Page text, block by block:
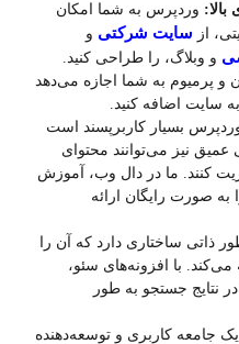
وردپرس به شما امکان
از سایت شرکتی و
و وبلاگ، را طراحی کنید.
و پرمیوم به شما اجازه می‌دهد
سایت اضافه کنید.
بسیار کاربرپسند است
نیز می‌توانند محتوای
کنند. ما در دال وب، آموزش
به صورت رایگان ارائه
ذاتی ساختاری دارد که آن را
با افزونه‌های سئو،
نتایج جستجو به طور
جامعه کاربری و توسعه‌دهنده